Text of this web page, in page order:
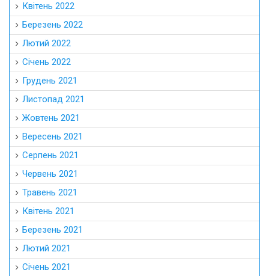
Квітень 2022
Березень 2022
Лютий 2022
Січень 2022
Грудень 2021
Листопад 2021
Жовтень 2021
Вересень 2021
Серпень 2021
Червень 2021
Травень 2021
Квітень 2021
Березень 2021
Лютий 2021
Січень 2021